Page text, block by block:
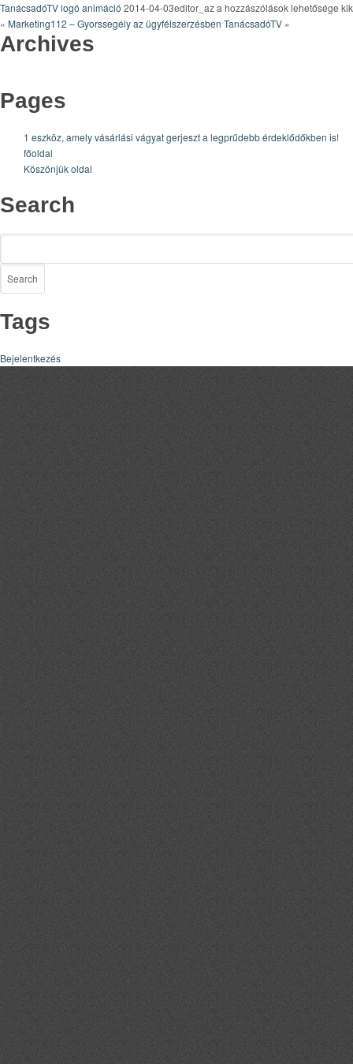
TanácsadóTV logó animáció 2014-04-03editor_azTanácsadóTV
logó
a hozzászólások lehetősége
« Marketing112 – Gyorssegély az ügyfélszerzésben TanácsadóTV »
Archives
Pages
1 eszköz, amely vásárlási vágyat gerjeszt a legprűdebb érdeklődőkben is!
főoldal
Köszönjük oldal
Search
Tags
Bejelentkezés